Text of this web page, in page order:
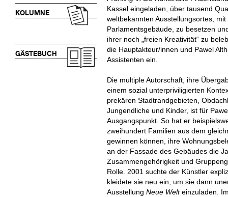
KOLUMNE
GÄSTEBUCH
Kassel eingeladen, über tausend
weltbekannten Ausstellungsortes,
Parlamentsgebäude, zu besetzen
ihrer noch „freien Kreativität“ zu
die Hauptakteur/innen und Pawel
Assistenten ein.
Die multiple Autorschaft, ihre
einem sozial unterpriviligierten
prekären Stadtrandgebieten,
Jungendliche und Kinder, ist für
Ausgangspunkt. So hat er
zweihundert Familien aus dem
gewinnen können, ihre
an der Fassade des Gebäudes die
Zusammengehörigkeit und
Rolle. 2001 suchte der Künstler
kleidete sie neu ein, um sie dann
Ausstellung Neue Welteinzuladen.